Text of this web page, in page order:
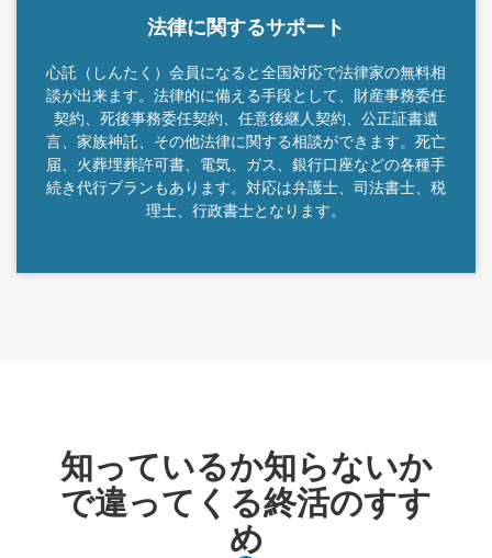
法律に関するサポート
心託（しんたく）会員になると全国対応で法律家の無料相
談が出来ます。法律的に備える手段として、財産事務委任
契約、死後事務委任契約、任意後継人契約、公正証書遺
言、家族神託、その他法律に関する相談ができます。死亡
届、火葬埋葬許可書、電気、ガス、銀行口座などの各種手
続き代行プランもあります。対応は弁護士、司法書士、税
理士、行政書士となります。
知っているか知らないか
で違ってくる終活のすす
め